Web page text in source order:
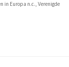
in Europa n.c., Verenigde